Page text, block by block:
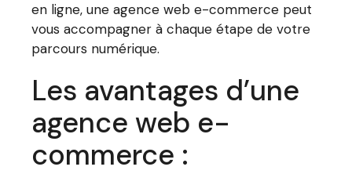
en ligne, une agence web e-commerce peut
vous accompagner à chaque étape de votre
parcours numérique.
Les avantages d’une
agence web e-
commerce :